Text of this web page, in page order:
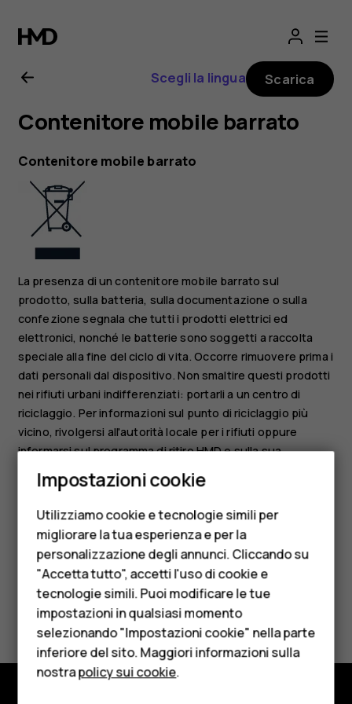
Manuale
d’uso
del
Nokia
Plus
Smartphone
Cellulari
Telefoni per anziani
Accessori
HMD Terra M
Per le imprese
Tablet
Scegli la lingua Scarica
Contenitore mobile barrato
Contenitore mobile barrato
La presenza di un contenitore mobile barrato sul
prodotto, sulla batteria, sulla documentazione o sulla
confezione segnala che tutti i prodotti elettrici ed
elettronici, nonché le batterie sono soggetti a raccolta
speciale alla fine del ciclo di vita. Occorre rimuovere prima i
dati personali dal dispositivo. Non smaltire questi prodotti
nei rifiuti urbani indifferenziati: portarli a un centro di
riciclaggio. Per informazioni sul punto di riciclaggio più
vicino, rivolgersi all'autorità locale per i rifiuti oppure
informarsi sul programma di ritiro HMD e sulla sua
disponibilità nel proprio Paese su
www.hmd.com/phones/support/topics/recycle
Ti è stato d'aiuto?
Sì No
Impostazioni cookie
Utilizziamo cookie e tecnologie simili per
migliorare la tua esperienza e per la
personalizzazione degli annunci. Cliccando su
"Accetta tutto", accetti l'uso di cookie e
tecnologie simili. Puoi modificare le tue
impostazioni in qualsiasi momento
selezionando "Impostazioni cookie" nella parte
inferiore del sito. Maggiori informazioni sulla
nostrapolicy sui cookie.